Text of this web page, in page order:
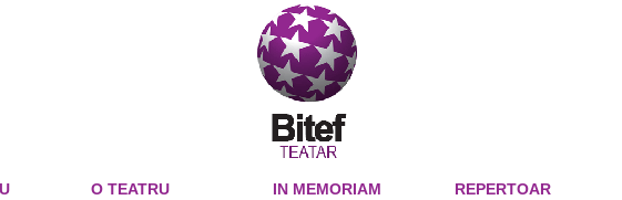
O TEATRU IN MEMORIAM REPERTOAR